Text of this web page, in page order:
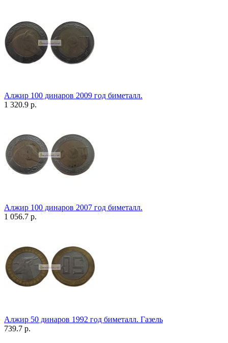
Алжир 100 динаров 2009 год биметалл.
1 320.9 р.
Алжир 100 динаров 2007 год биметалл.
1 056.7 р.
Алжир 50 динаров 1992 год биметалл. Газель
739.7 р.